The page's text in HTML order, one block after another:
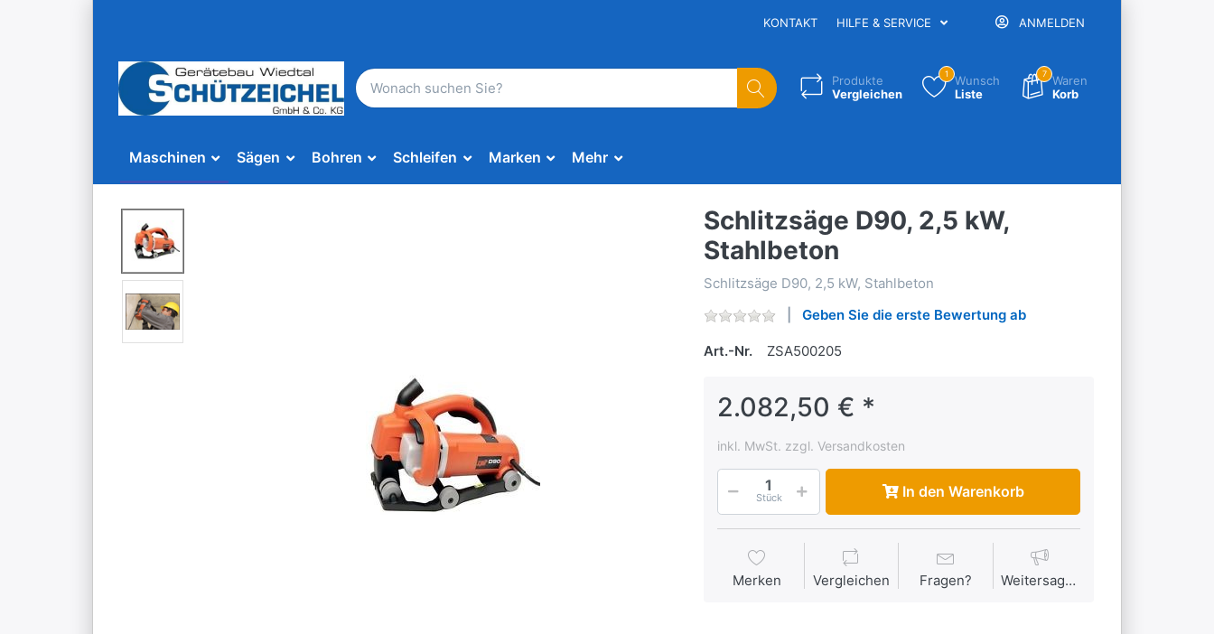
KONTAKT HILFE & SERVICE ANMELDEN
Produkte
Vergleichen
1
Wunsch
Liste
7 Waren
Korb
Maschinen Sägen Bohren Schleifen Marken Mehr
Schlitzsäge D90, 2,5 kW,
Stahlbeton
Schlitzsäge D90, 2,5 kW, Stahlbeton
Geben Sie die erste Bewertung ab
Art.-Nr. ZSA500205
2.082,50 € *
inkl. MwSt. zzgl. Versandkosten
Stück In den Warenkorb
Merken Vergleichen Fragen? Weitersagen